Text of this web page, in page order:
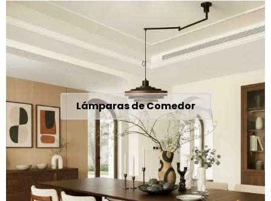
Lámparas de Comedor